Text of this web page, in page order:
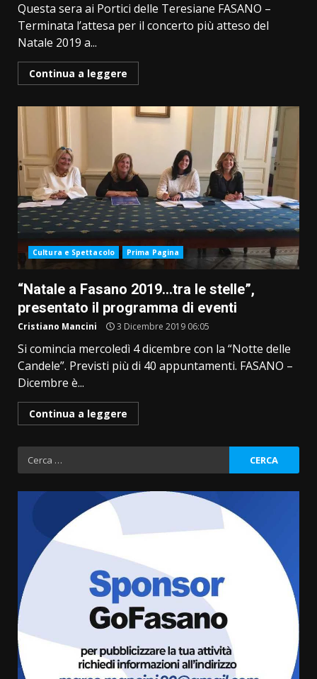
Questa sera ai Portici delle Teresiane FASANO –
Terminata l’attesa per il concerto più atteso del
Natale 2019 a...
Continua a leggere
Cultura e Spettacolo Prima Pagina
“Natale a Fasano 2019…tra le stelle”,
presentato il programma di eventi
Cristiano Mancini 3 Dicembre 2019 06:05
Si comincia mercoledì 4 dicembre con la “Notte delle
Candele”. Previsti più di 40 appuntamenti. FASANO –
Dicembre è...
Continua a leggere
Ricerca
per:
“I Contestatori: Musica di
Rivoluzione”: nuovo
appuntamento con “Fasano in
Banda”
7 Agosto 2026 06:05